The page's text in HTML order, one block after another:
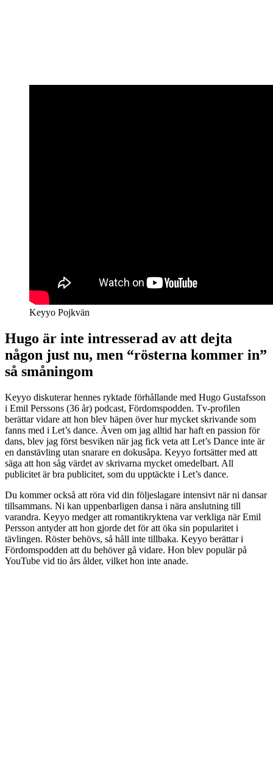
Keyyo Pojkvän
Hugo är inte intresserad av att dejta
någon just nu, men “rösterna kommer in”
så småningom
Keyyo diskuterar hennes ryktade förhållande med Hugo Gustafsson
i Emil Perssons (36 år) podcast, Fördomspodden. Tv-profilen
berättar vidare att hon blev häpen över hur mycket skrivande som
fanns med i Let’s dance. Även om jag alltid har haft en passion för
dans, blev jag först besviken när jag fick veta att Let’s Dance inte är
en danstävling utan snarare en dokusåpa. Keyyo fortsätter med att
säga att hon såg värdet av skrivarna mycket omedelbart. All
publicitet är bra publicitet, som du upptäckte i Let’s dance.
Du kommer också att röra vid din följeslagare intensivt när ni dansar
tillsammans. Ni kan uppenbarligen dansa i nära anslutning till
varandra. Keyyo medger att romantikryktena var verkliga när Emil
Persson antyder att hon gjorde det för att öka sin popularitet i
tävlingen. Röster behövs, så håll inte tillbaka. Keyyo berättar i
Fördomspodden att du behöver gå vidare. Hon blev populär på
YouTube vid tio års ålder, vilket hon inte anade.